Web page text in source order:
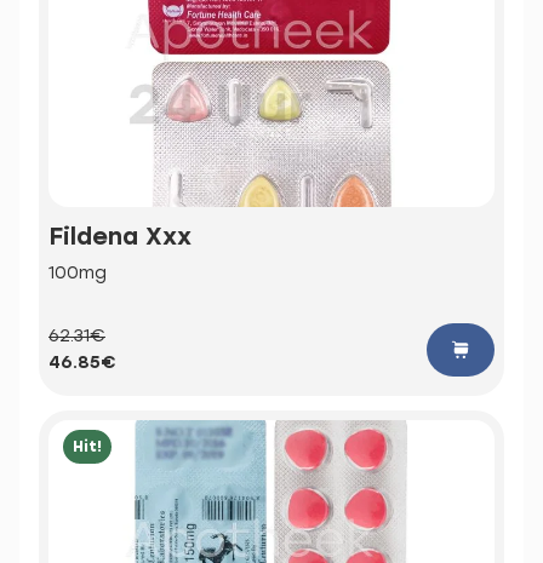
Fildena Xxx
100mg
62.31€
46.85€
Hit!